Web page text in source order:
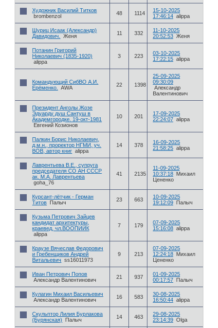
Художник Василий Титков
brombenzol
48 1114
15-10-2025
17:46:14 alippa
Шуриц Исаак (Александр)
Давидович.
Женя 11 332
11-10-2025
20:52:53 Женя
Потанин Григорий
Николаевич (1835-1920)
alippa
3 223
03-10-2025
17:22:15 alippa
Командующий СибВО А.И.
Ерёменко.
AWA 22 1398
25-09-2025
09:30:09
Александр
Валентинович
Президент Анголы Жозе
Эдуарду душ Сантуш в
Академгородке. 19-окт-1981
Евгений Козионов
10 201
17-09-2025
22:24:07 alippa
Палкин Борис Николаевич,
д.м.н., проректор НГМИ, уч.
ВОВ, автор книг alippa
14 378
16-09-2025
21:58:25 alippa
Лаврентьева В.Е., супруга
председателя СО АН СССР
ак. М.А. Лаврентьева
goha_76
41 2135
11-09-2025
10:37:18 Михаил
Цененко
Курсант-лётчик - Герман
Титов Палыч 23 663
10-09-2025
19:12:09 Палыч
Кузьма Петрович Зайцев
кандидат архитектуры,
краевед, чл.ВООПИИК
alippa
7 179
07-09-2025
15:16:08 alippa
Краузе Вячеслав Федорович
и Гребенщиков Андрей
Витальевич
ss16011973
9 213
07-09-2025
12:24:18 Михаил
Цененко
Иван Петрович Попов
Александр Валентинович
21 937
01-09-2025
00:17:57 Палыч
Кулагин Михаил Васильевич
Александр Валентинович
16 583
30-08-2025
16:50:44 alippa
Скульптор Лилия Бурлакова
(Бурянская)
Палыч 14 463
29-08-2025
23:14:39 Olga